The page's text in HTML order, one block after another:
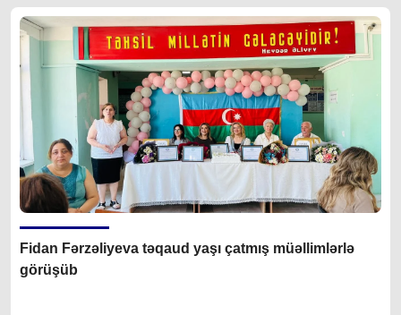
Fidan Fərzəliyeva təqaud yaşı çatmış müəllimlərlə
görüşüb